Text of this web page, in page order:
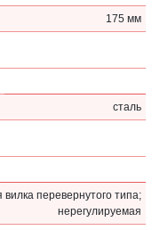
175 мм
сталь
вилка перевернутого типа;
нерегулируемая